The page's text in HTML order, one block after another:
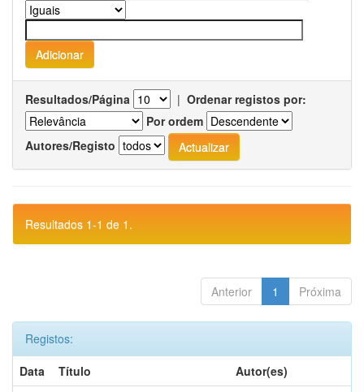
Resultados/Página | Ordenar registos por:
Por ordem
Autores/Registo
Resultados 1-1 de 1.
Anterior 1 Próxima
Registos:
Data
Título
Autor(es)